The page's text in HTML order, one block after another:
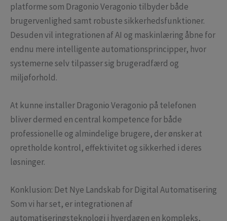
platforme som Dragonio Veragonio tilbyder både
brugervenlighed samt robuste sikkerhedsfunktioner.
Desuden vil integrationen af AI og maskinlæring åbne for
endnu mere intelligente automationsprincipper, hvor
systemerne selv tilpasser sig brugeradfærd og
miljøforhold.
At kunne installer Dragonio Veragonio på telefonen
bliver dermed en central kompetence for både
professionelle og almindelige brugere, der ønsker at
opretholde kontrol, effektivitet og sikkerhed i deres
løsninger.
Konklusion: Det Nye Landskab for Digital Automatisering
Som vi har set, er integrationen af
automatiseringsteknologi i hverdagen en kompleks,